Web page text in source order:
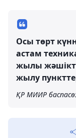
Осы төрт
астам
жылы
жылу
ҚР МИИР